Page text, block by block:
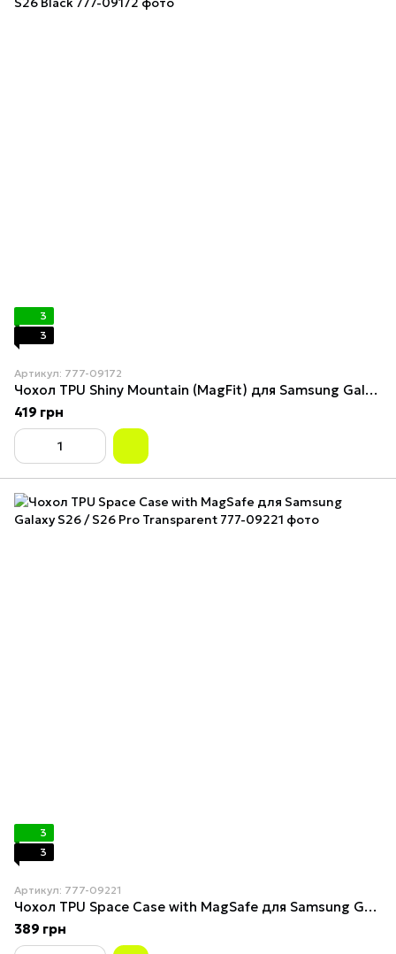
3
3
Артикул: 777-09172
Чохол TPU Shiny Mountain (MagFit) для Samsung Galaxy S26 Black
419 грн
3
3
Артикул: 777-09221
Чохол TPU Space Case with MagSafe для Samsung Galaxy S26 / S26 Pro Transparent
389 грн